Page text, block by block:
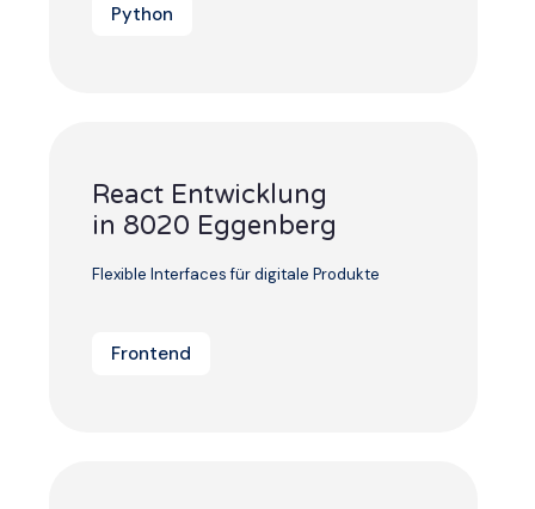
Python
React Entwicklung
in 8020 Eggenberg
Flexible Interfaces für digitale Produkte
Frontend